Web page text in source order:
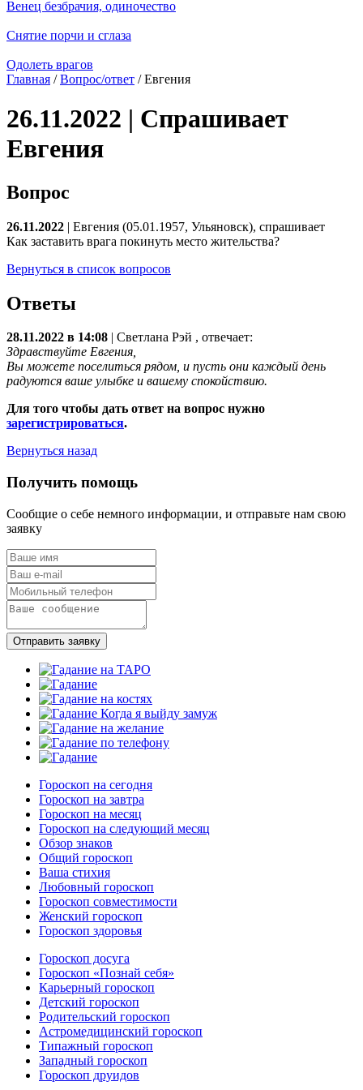
Венец безбрачия, одиночество
Снятие порчи и сглаза
Одолеть врагов
Главная /Вопрос/ответ / Евгения
26.11.2022 | Спрашивает
Евгения
Вопрос
26.11.2022 | Евгения (05.01.1957, Ульяновск), спрашивает
Как заставить врага покинуть место жительства?
Вернуться в список вопросов
Ответы
28.11.2022 в 14:08 Светлана Рэй , отвечает:
Здравствуйте Евгения,
Вы можете поселиться рядом, и пусть они каждый день
радуются ваше улыбке и вашему спокойствию.
Для того чтобы дать ответ на вопрос нужно
зарегистрироваться.
Вернуться назад
Получить помощь
Сообщие о себе немного информации, и отправьте нам свою
заявку
Отправить заявку
Гороскоп на сегодня
Гороскоп на завтра
Гороскоп на месяц
Гороскоп на следующий месяц
Обзор знаков
Общий гороскоп
Ваша стихия
Любовный гороскоп
Гороскоп совместимости
Женский гороскоп
Гороскоп здоровья
Гороскоп досуга
Гороскоп «Познай себя»
Карьерный гороскоп
Детский гороскоп
Родительский гороскоп
Астромедицинский гороскоп
Типажный гороскоп
Западный гороскоп
Гороскоп друидов